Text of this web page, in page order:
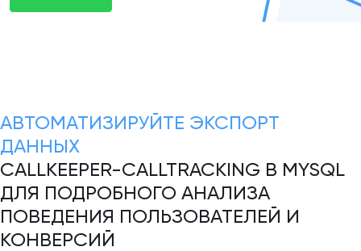
АВТОМАТИЗИРУЙТЕ ЭКСПОРТ
ДАННЫХ
CALLKEEPER-CALLTRACKING В MYSQL
ДЛЯ ПОДРОБНОГО АНАЛИЗА
ПОВЕДЕНИЯ ПОЛЬЗОВАТЕЛЕЙ И
КОНВЕРСИЙ